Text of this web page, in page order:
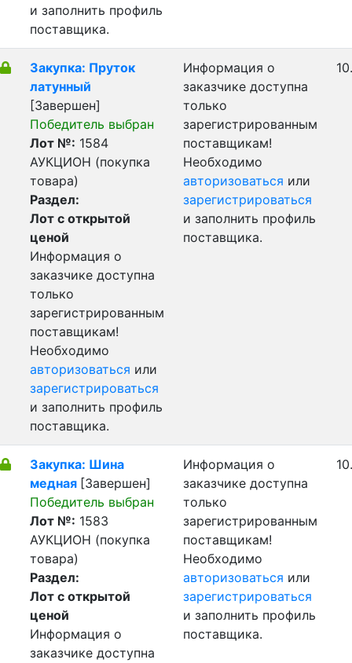
и заполнить профиль
поставщика.
Закупка: Пруток
латунный
[Завершен]
Победитель выбран
Лот №: 1584
АУКЦИОН (покупка
товара)
Раздел:
Лот с открытой
ценой
Информация о
заказчике доступна
только
зарегистрированным
поставщикам!
Необходимо
авторизоваться или
зарегистрироваться
и заполнить профиль
поставщика.
Информация о
заказчике доступна
только
зарегистрированным
поставщикам!
Необходимо
авторизоваться или
зарегистрироваться
и заполнить профиль
поставщика.
Закупка: Шина
медная [Завершен]
Победитель выбран
Лот №: 1583
АУКЦИОН (покупка
товара)
Раздел:
Лот с открытой
ценой
Информация о
заказчике доступна
Информация о
заказчике доступна
только
зарегистрированным
поставщикам!
Необходимо
авторизоваться или
зарегистрироваться
и заполнить профиль
поставщика.